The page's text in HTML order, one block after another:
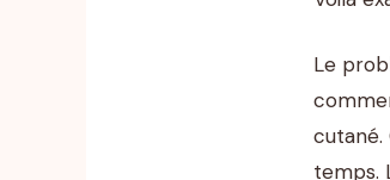
Le
cutané.
temps.